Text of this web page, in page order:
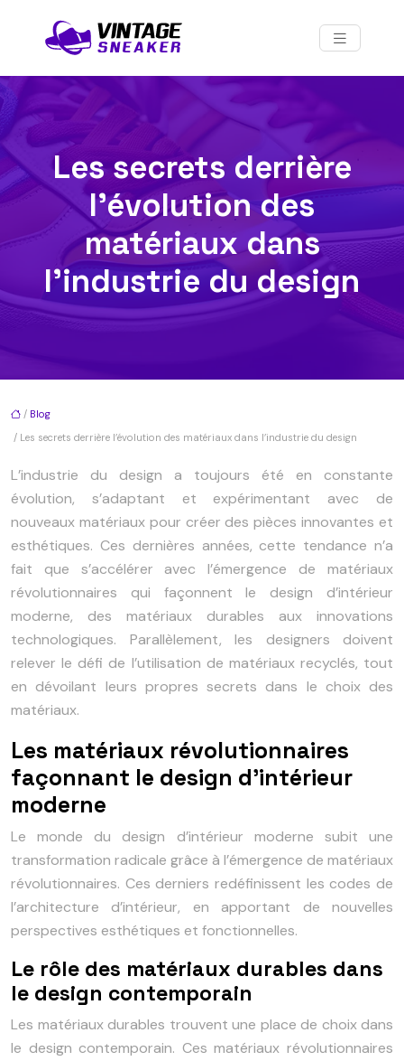
Les secrets derrière
l’évolution des
matériaux dans
l’industrie du design
/ Blog
/ Les secrets derrière l’évolution des matériaux dans l’industrie du design
L’industrie du design a toujours été en constante
évolution, s’adaptant et expérimentant avec de
nouveaux matériaux pour créer des pièces innovantes et
esthétiques. Ces dernières années, cette tendance n’a
fait que s’accélérer avec l’émergence de matériaux
révolutionnaires qui façonnent le design d’intérieur
moderne, des matériaux durables aux innovations
technologiques. Parallèlement, les designers doivent
relever le défi de l’utilisation de matériaux recyclés, tout
en dévoilant leurs propres secrets dans le choix des
matériaux.
Les matériaux révolutionnaires
façonnant le design d’intérieur
moderne
Le monde du design d’intérieur moderne subit une
transformation radicale grâce à l’émergence de matériaux
révolutionnaires. Ces derniers redéfinissent les codes de
l’architecture d’intérieur, en apportant de nouvelles
perspectives esthétiques et fonctionnelles.
Le rôle des matériaux durables dans
le design contemporain
Les matériaux durables trouvent une place de choix dans
le design contemporain. Ces matériaux révolutionnaires